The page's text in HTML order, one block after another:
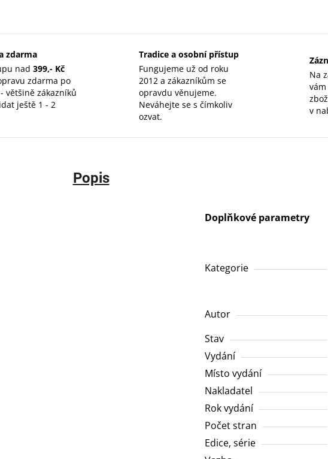
zdarma
nad 399,- Kč
zdarma po
většině zákazníků
ještě 1 - 2
Tradice a osobní přístup
Fungujeme už od roku
2012 a zákazníkům se
opravdu věnujeme.
Neváhejte se s čímkoliv
ozvat.
Na
v
Popis
Doplňkové parametry
Kategorie
Autor
Stav
Vydání
Místo vydání
Nakladatel
Rok vydání
Počet stran
Edice, série